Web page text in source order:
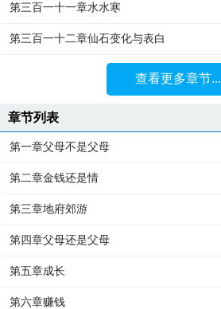
第三百一十一章水水寒
第三百一十二章仙石变化与表白
查看更多章节...
章节列表
第一章父母不是父母
第二章金钱还是情
第三章地府郊游
第四章父母还是父母
第五章成长
第六章赚钱